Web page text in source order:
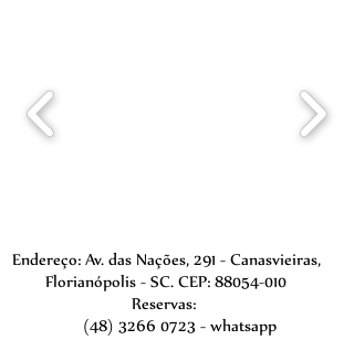
Endereço: Av. das Nações, 291 - Canasvieiras,
Florianópolis - SC. CEP: 88054-010
Reservas:
(48) 3266 0723 - whatsapp